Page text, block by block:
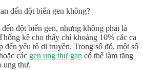
đến đột biến gen không?
đột biến gen, nhưng không phải là
kê cho thấy chỉ khoảng 10% các ca
đến yếu tố di truyền. Trong số đó, một số
các gen ung thư gan có thể làm tăng
ung thư.